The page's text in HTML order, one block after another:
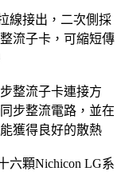
線接出，二次側採
流子卡，可縮短傳
整流子卡連接方
步整流電路，並在
獲得良好的散熱
六顆Nichicon LG系